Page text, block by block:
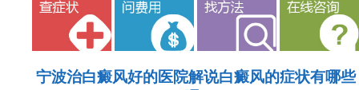
宁波治白癜风好的医院解说白癜风的症状有哪些